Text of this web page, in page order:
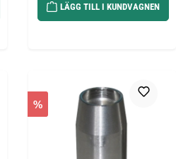
LÄGG TILL I KUNDVAGNEN
%